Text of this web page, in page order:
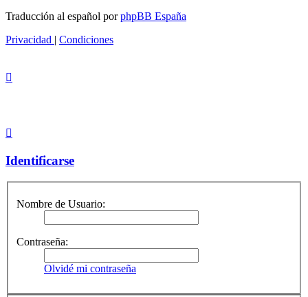
Traducción al español porphpBB España
Privacidad | Condiciones
Identificarse
Nombre de Usuario:
Contraseña:
Olvidé mi contraseña